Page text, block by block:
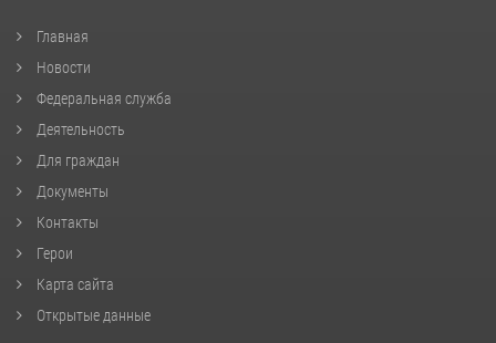
Главная
Новости
Федеральная служба
Деятельность
Для граждан
Документы
Контакты
Герои
Карта сайта
Открытые данные